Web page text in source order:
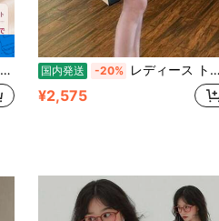
国内発送 -20% レディース トップス ブラウス ノースリーブ ホルターネック フリル ティアード シフォン 透け感 肩出し ハイネック 体型カバー 着痩せ 骨格ウェーブ きれいめ フェミニン 大人可愛い デート あざとい ホワイト
¥2,575